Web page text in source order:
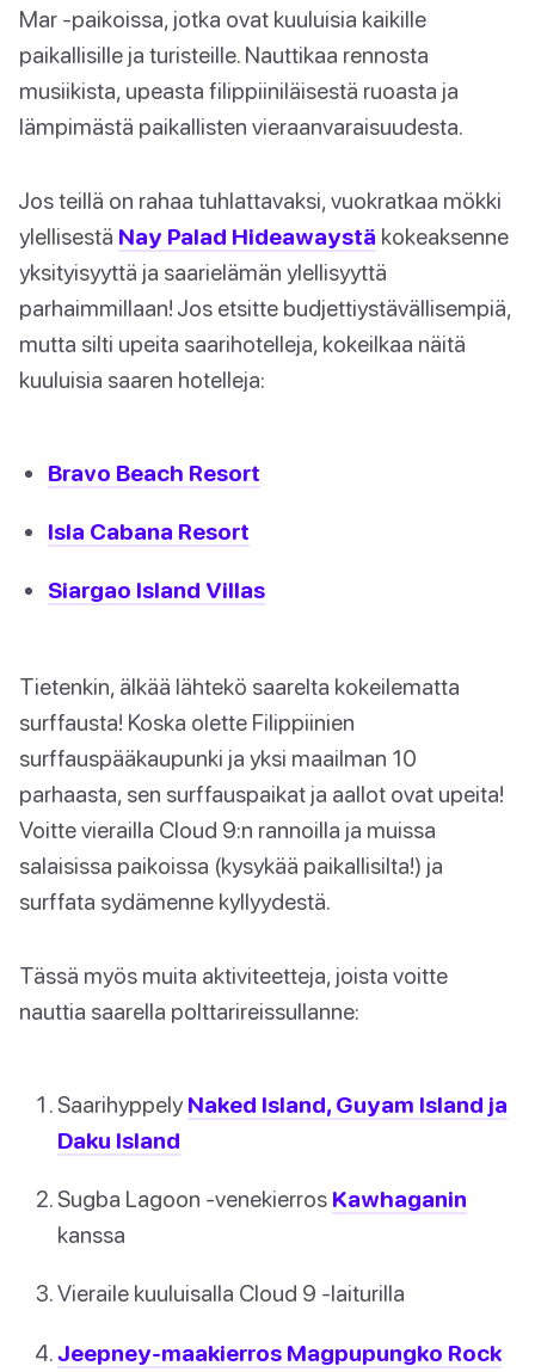
Mar -paikoissa, jotka ovat kuuluisia kaikille
paikallisille ja turisteille. Nauttikaa rennosta
musiikista, upeasta filippiiniläisestä ruoasta ja
lämpimästä paikallisten vieraanvaraisuudesta.
Jos teillä on rahaa tuhlattavaksi, vuokratkaa mökki
ylellisestä Nay Palad Hideawaystä kokeaksenne
yksityisyyttä ja saarielämän ylellisyyttä
parhaimmillaan! Jos etsitte budjettiystävällisempiä,
mutta silti upeita saarihotelleja, kokeilkaa näitä
kuuluisia saaren hotelleja:
Bravo Beach Resort
Isla Cabana Resort
Siargao Island Villas
Tietenkin, älkää lähtekö saarelta kokeilematta
surffausta! Koska olette Filippiinien
surffauspääkaupunki ja yksi maailman 10
parhaasta, sen surffauspaikat ja aallot ovat upeita!
Voitte vierailla Cloud 9:n rannoilla ja muissa
salaisissa paikoissa (kysykää paikallisilta!) ja
surffata sydämenne kyllyydestä.
Tässä myös muita aktiviteetteja, joista voitte
nauttia saarella polttarireissullanne:
Saarihyppely Naked Island, Guyam Island ja
Daku Island
Sugba Lagoon -venekierros Kawhaganin
kanssa
Vieraile kuuluisalla Cloud 9 -laiturilla
Jeepney-maakierros Magpupungko Rock